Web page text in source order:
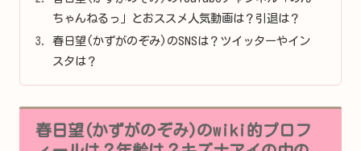
ちゃんねるっ」とおススメ人気動画は？引退は？
春日望(かずがのぞみ)のSNSは？ツイッターやイン
スタは？
春日望(かずがのぞみ)のwiki的プロフ